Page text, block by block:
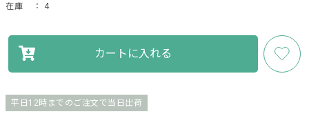
在庫 ： 4
カートに入れる
平日12時までのご注文で当日出荷